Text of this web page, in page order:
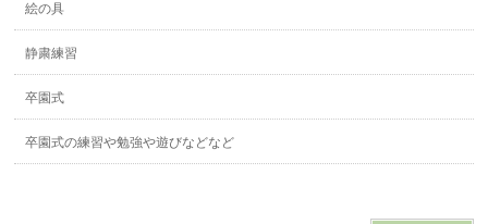
絵の具
静粛練習
卒園式
卒園式の練習や勉強や遊びなどなど